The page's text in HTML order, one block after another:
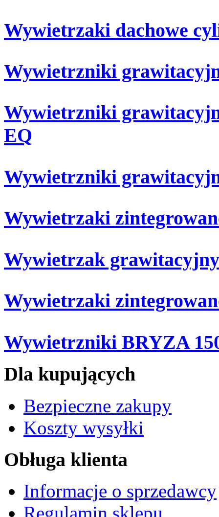
Wywietrzaki dachowe
Wywietrzniki
Wywietrzniki
EQ
Wywietrzniki
Wywietrzaki
Wywietrzak
Wywietrzaki
Wywietrzniki BRYZA
Dla kupujących
Bezpieczne zakupy
Koszty wysyłki
Obługa klienta
Informacje o sprzedawcy